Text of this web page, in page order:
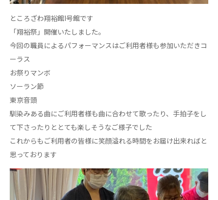
社会福祉法人 福ふく
福ふく
社会福祉法人 心の会
心の会
医療（共に生きる仲間達）
S-Labo（渋谷院）
医療法人社団 デンタルケアコミュニティ
フォレストデンタルクリニック
医療法人 共生会
ところざわ翔裕館I号館です
「翔裕祭」開催いたしました。
今回の職員によるパフォーマンスはご利用者様も参加いただきコ
ーラス
お祭りマンボ
ソーラン節
東京音頭
馴染みある曲にご利用者様も曲に合わせて歌ったり、手拍子をし
て下さったりととても楽しそうなご様子でした
これからもご利用者の皆様に笑顔溢れる時間をお届け出来ればと
思っております